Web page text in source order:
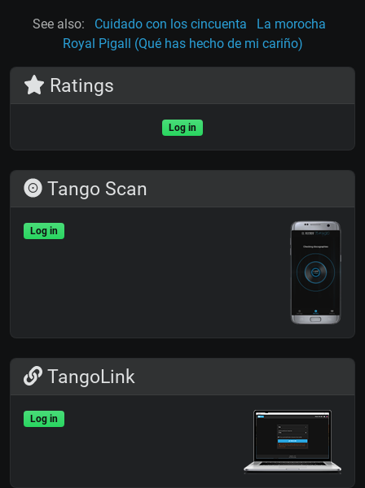
See also: Cuidado con los cincuenta
La morocha
Royal Pigall (Qué has hecho de mi cariño)
Ratings
Log in
Tango Scan
Log in
TangoLink
Log in